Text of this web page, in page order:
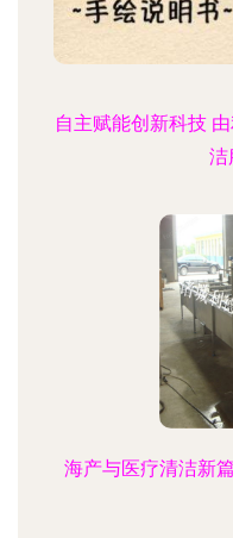
自主赋能创新科技
洁
海产与医疗清洁新